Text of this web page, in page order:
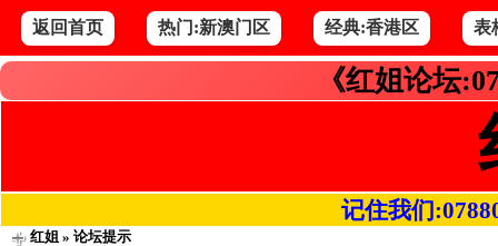
返回首页 热门:新澳门区 经典:香港区 表
《红姐论坛
记住我们
红姐» 论坛提示